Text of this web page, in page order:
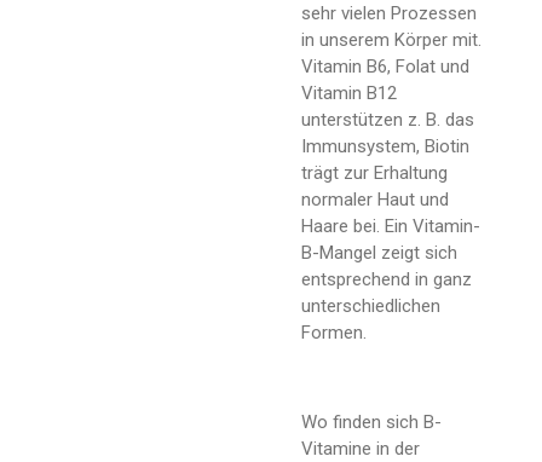
sehr vielen Prozessen
in unserem Körper mit.
Vitamin B6, Folat und
Vitamin B12
unterstützen z. B. das
Immunsystem, Biotin
trägt zur Erhaltung
normaler Haut und
Haare bei. Ein Vitamin-
B-Mangel zeigt sich
entsprechend in ganz
unterschiedlichen
Formen.
Wo finden sich B-
Vitamine in der